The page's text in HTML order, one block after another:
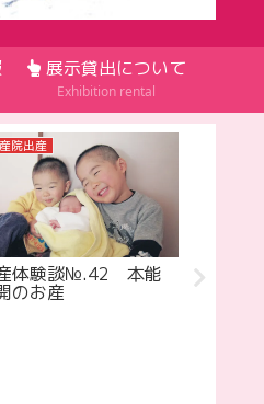
展示貸出について
Exhibition rental
院出産
体験談№.42 本能
のお産
出産体
いくお